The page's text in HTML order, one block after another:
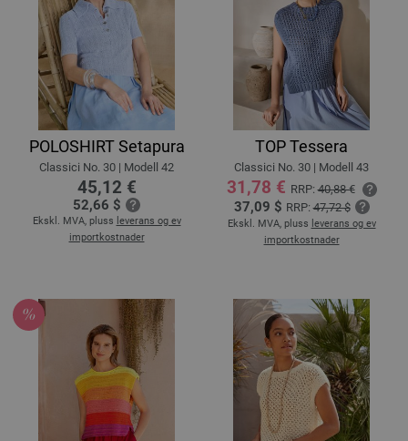
POLOSHIRT Setapura
Classici No. 30 | Modell 42
45,12 €
52,66 $
Ekskl. MVA, pluss leverans og ev
importkostnader
TOP Tessera
Classici No. 30 | Modell 43
31,78 € RRP:40,88 €
37,09 $ RRP:47,72 $
Ekskl. MVA, pluss leverans og ev
importkostnader